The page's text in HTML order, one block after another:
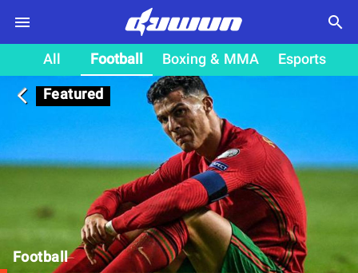
search
All Football Boxing & MMA
Esports
Featured
arrow_back_ios
Football